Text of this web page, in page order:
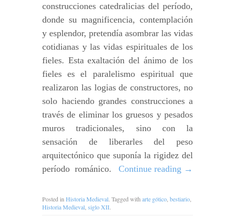
construcciones catedralicias del período,
donde su magnificencia, contemplación
y esplendor, pretendía asombrar las vidas
cotidianas y las vidas espirituales de los
fieles. Esta exaltación del ánimo de los
fieles es el paralelismo espiritual que
realizaron las logias de constructores, no
solo haciendo grandes construcciones a
través de eliminar los gruesos y pesados
muros tradicionales, sino con la
sensación de liberarles del peso
arquitectónico que suponía la rigidez del
período románico.
Continue reading →
Posted in Historia Medieval. Tagged with arte gótico bestiario
Historia Medieval siglo XII.